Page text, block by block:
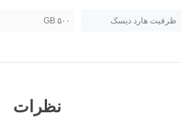
ظرفیت هارد دیسک ۵۰۰ GB
نظرات